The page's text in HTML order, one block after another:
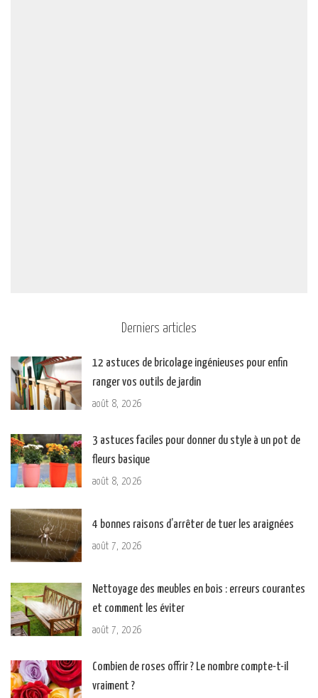
Derniers articles
12 astuces de bricolage ingénieuses pour enfin
ranger vos outils de jardin
août 8, 2026
3 astuces faciles pour donner du style à un pot de
fleurs basique
août 8, 2026
4 bonnes raisons d’arrêter de tuer les araignées
août 7, 2026
Nettoyage des meubles en bois : erreurs courantes
et comment les éviter
août 7, 2026
Combien de roses offrir ? Le nombre compte-t-il
vraiment ?